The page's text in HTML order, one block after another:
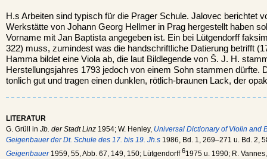
H.s Arbeiten sind typisch für die Prager Schule. Jalovec berichtet
Werkstätte von Johann Georg Hellmer in Prag hergestellt haben
Vorname mit Jan Baptista angegeben ist. Ein bei Lütgendorff
322) muss, zumindest was die handschriftliche Datierung betrifft
Hamma bildet eine Viola ab, die laut Bildlegende von Š. J. H.
Herstellungsjahres 1793 jedoch von einem Sohn stammen dürfte.
tonlich gut und tragen einen dunklen, rötlich-braunen Lack, der
LITERATUR
G. Grüll in Jb. der Stadt Linz 1954; W. Henley, Universal Dictionary of Violin and
Geigenbauer der Dt. Schule des 17. bis 19. Jh.s 1986, Bd. 1, 269–271 u. Bd. 2,
Geigenbauer1959, 55, Abb. 67, 149, 150; Lütgendorff61975 u. 1990; R.